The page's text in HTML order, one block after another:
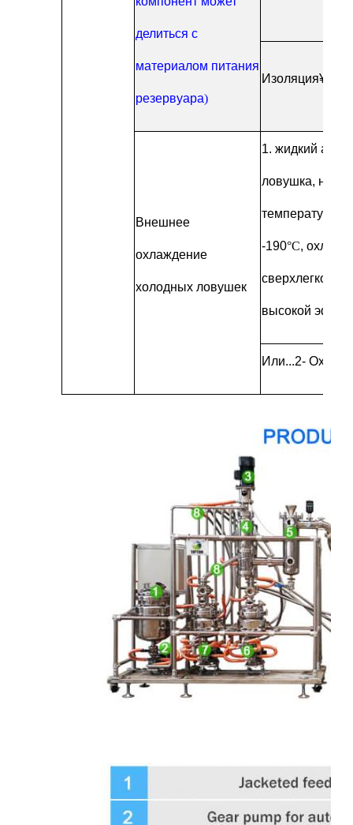
делиться с
материалом питания
резервуара)
Изоляция¥200
Внешнее
охлаждение
холодных ловушек
1. жидкий азот
ловушка,
температура
-190°C,
сверхлегкого
высокой
Или...2-